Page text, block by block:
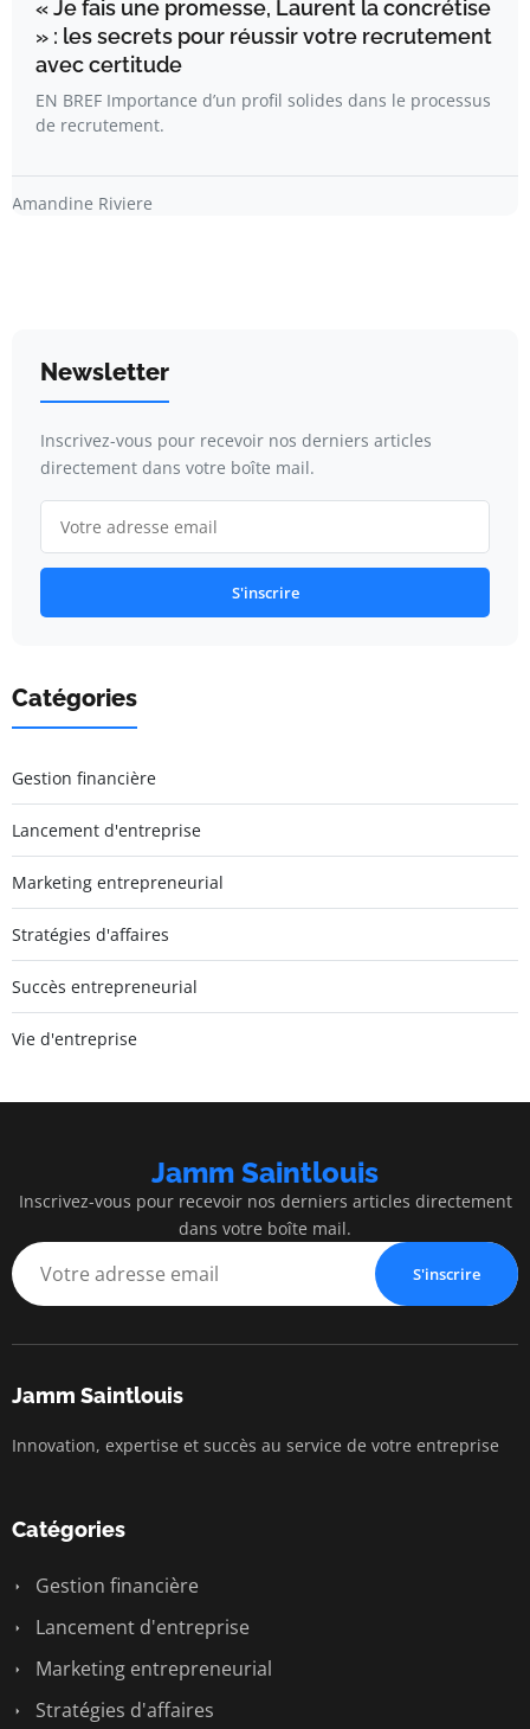
« Je fais une promesse, Laurent la concrétise
» : les secrets pour réussir votre recrutement
avec certitude
EN BREF Importance d’un profil solides dans le processus
de recrutement.
Amandine Riviere
Newsletter
Inscrivez-vous pour recevoir nos derniers articles
directement dans votre boîte mail.
S'inscrire
Catégories
Gestion financière
Lancement d'entreprise
Marketing entrepreneurial
Stratégies d'affaires
Succès entrepreneurial
Vie d'entreprise
Jamm Saintlouis
Inscrivez-vous pour recevoir nos derniers articles directement
dans votre boîte mail.
S'inscrire
Jamm Saintlouis
Innovation, expertise et succès au service de votre entreprise
Catégories
Gestion financière
Lancement d'entreprise
Marketing entrepreneurial
Stratégies d'affaires